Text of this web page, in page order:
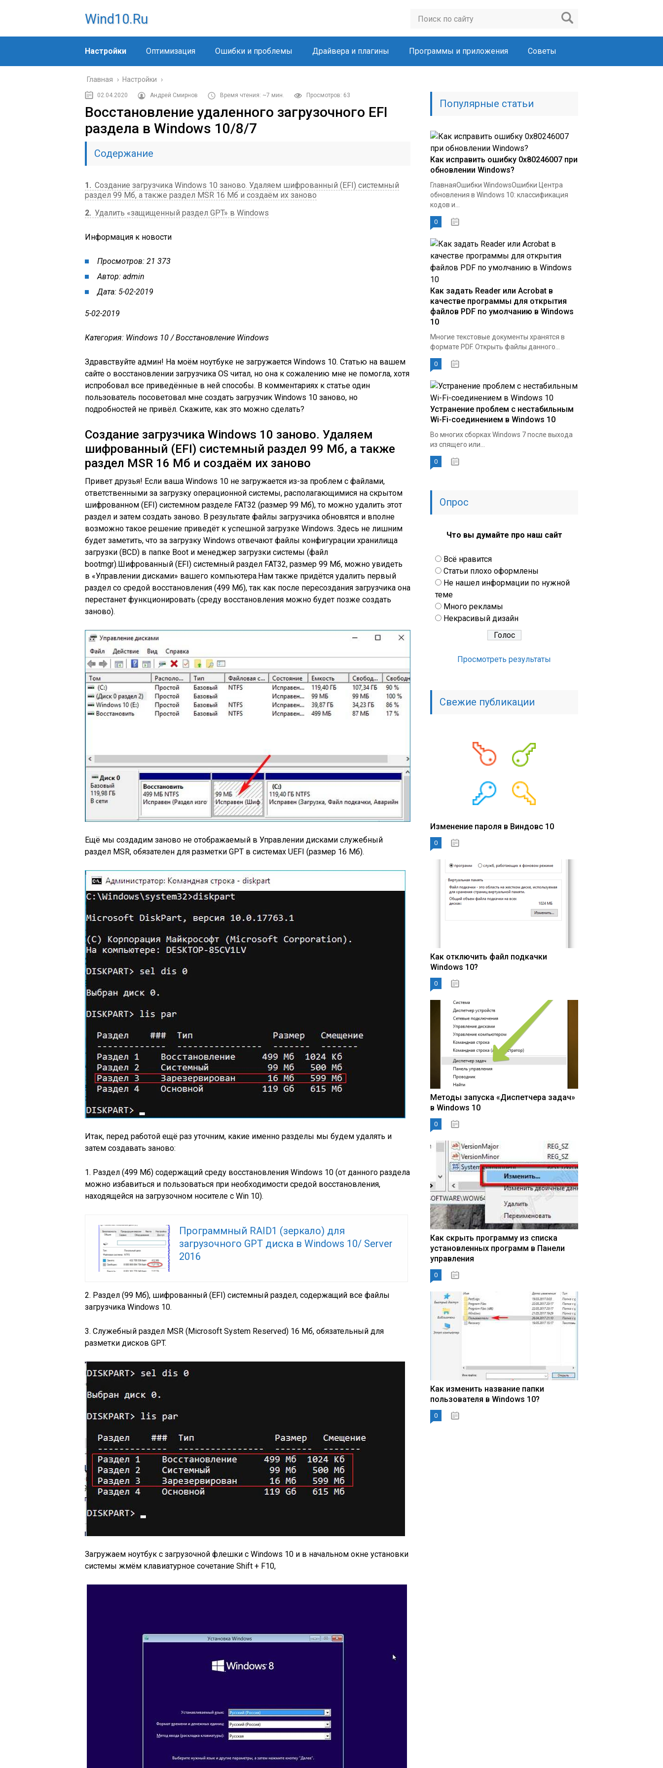
Wind10.ru
Настройки Оптимизация Ошибки и проблемы Драйвера и плагины Программы и приложения Советы
Главная › Настройки ›
02.04.2020 Андрей Смирнов Время чтения: ~7 мин. Просмотров: 63
Восстановление удаленного загрузочного EFI
раздела в Windows 10/8/7
Содержание
1
Создание загрузчика Windows 10 заново. Удаляем шифрованный (EFI) системный
раздел 99 Мб, а также раздел MSR 16 Мб и создаём их заново
2 Удалить «защищенный раздел GPT» в Windows
Информация к новости
Просмотров: 21 373
Автор: admin
Дата: 5-02-2019
5-02-2019
Категория: Windows 10 / Восстановление Windows
Здравствуйте админ! На моём ноутбуке не загружается Windows 10. Статью на вашем
сайте о восстановлении загрузчика OS читал, но она к сожалению мне не помогла, хотя
испробовал все приведённые в ней способы. В комментариях к статье один
пользователь посоветовал мне создать загрузчик Windows 10 заново, но
подробностей не привёл. Скажите, как это можно сделать?
Создание загрузчика Windows 10 заново. Удаляем
шифрованный (EFI) системный раздел 99 Мб, а также
раздел MSR 16 Мб и создаём их заново
Привет друзья! Если ваша Windows 10 не загружается из-за проблем с файлами,
ответственными за загрузку операционной системы, располагающимися на скрытом
шифрованном (EFI) системном разделе FAT32 (размер 99 Мб), то можно удалить этот
раздел и затем создать заново. В результате файлы загрузчика обновятся и вполне
возможно такое решение приведёт к успешной загрузке Windows. Здесь не лишним
будет заметить, что за загрузку Windows отвечают файлы конфигурации хранилища
загрузки (BCD) в папке Boot и менеджер загрузки системы (файл
bootmgr).Шифрованный (EFI) системный раздел FAT32, размер 99 Мб, можно увидеть
в «Управлении дисками» вашего компьютера.Нам также придётся удалить первый
раздел со средой восстановления (499 Мб), так как после пересоздания загрузчика она
перестанет функционировать (среду восстановления можно будет позже создать
заново).
Ещё мы создадим заново не отображаемый в Управлении дисками служебный
раздел MSR, обязателен для разметки GPT в системах UEFI (размер 16 Мб).
Итак, перед работой ещё раз уточним, какие именно разделы мы будем удалять и
затем создавать заново:
1. Раздел (499 Мб) содержащий среду восстановления Windows 10 (от данного раздела
можно избавиться и пользоваться при необходимости средой восстановления,
находящейся на загрузочном носителе с Win 10).
Программный RAID1 (зеркало) для
загрузочного GPT диска в Windows 10/ Server
2016
2. Раздел (99 Мб), шифрованный (EFI) системный раздел, содержащий все файлы
загрузчика Windows 10.
3. Служебный раздел MSR (Microsoft System Reserved) 16 Мб, обязательный для
разметки дисков GPT.
Загружаем ноутбук с загрузочной флешки с Windows 10 и в начальном окне установки
системы жмём клавиатурное сочетание Shift + F10,
Популярные статьи
Как исправить ошибку 0x80246007 при
обновлении Windows?
ГлавнаяОшибки WindowsОшибки Центра
обновления в Windows 10: классификация
кодов и...
0
Как задать Reader или Acrobat в
качестве программы для открытия
файлов PDF по умолчанию в Windows
10
Многие текстовые документы хранятся в
формате PDF. Открыть файлы данного...
0
Устранение проблем с нестабильным
Wi-Fi-соединением в Windows 10
Во многих сборках Windows 7 после выхода
из спящего или...
0
Опрос
Что вы думайте про наш сайт
Всё нравится
Статьи плохо оформлены
Не нашел информации по нужной
теме
Много рекламы
Некрасивый дизайн
Просмотреть результаты
Свежие публикации
Изменение пароля в Виндовс 10
0
Как отключить файл подкачки
Windows 10?
0
Методы запуска «Диспетчера задач»
в Windows 10
0
Как скрыть программу из списка
установленных программ в Панели
управления
0
Как изменить название папки
пользователя в Windows 10?
0